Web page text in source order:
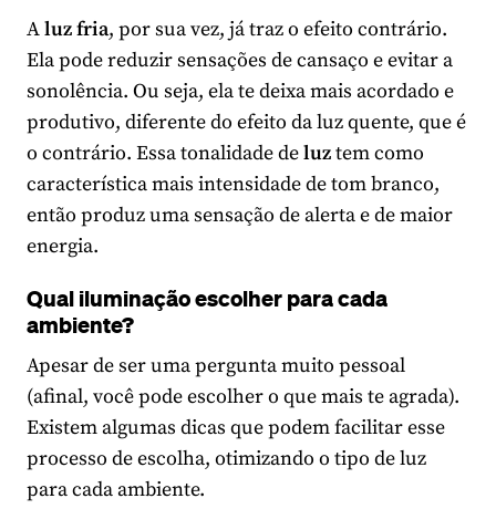
Aluz fria, por sua vez, já traz o efeito contrário.
Ela pode reduzir sensações de cansaço e evitar a
sonolência. Ou seja, ela te deixa mais acordado e
produtivo, diferente do efeito da luz quente, que é
o contrário. Essa tonalidade deluztem como
característica mais intensidade de tom branco,
então produz uma sensação de alerta e de maior
energia.
Qual iluminação escolher para cada
ambiente?
Apesar de ser uma pergunta muito pessoal
(afinal, você pode escolher o que mais te agrada).
Existem algumas dicas que podem facilitar esse
processo de escolha, otimizando o tipo de luz
para cada ambiente.